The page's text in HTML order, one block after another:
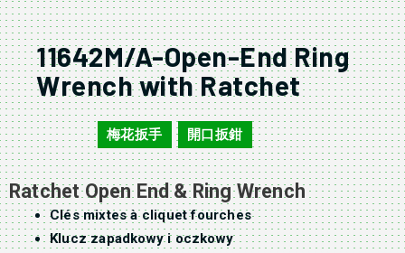
11642M/A-Open-End Ring
Wrench with Ratchet
11642M 梅花扳手 , 開口扳鉗
Ratchet Open End & Ring Wrench
Clés mixtes à cliquet fourches
Klucz zapadkowy i oczkowy